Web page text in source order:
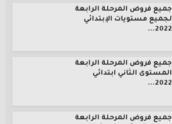
جميع فروض المرحلة الرابعة
لجميع مستويات الإبتدائي
2022...
جميع فروض المرحلة الرابعة
المستوى الثاني ابتدائي
2022...
جميع فروض المرحلة الرابعة